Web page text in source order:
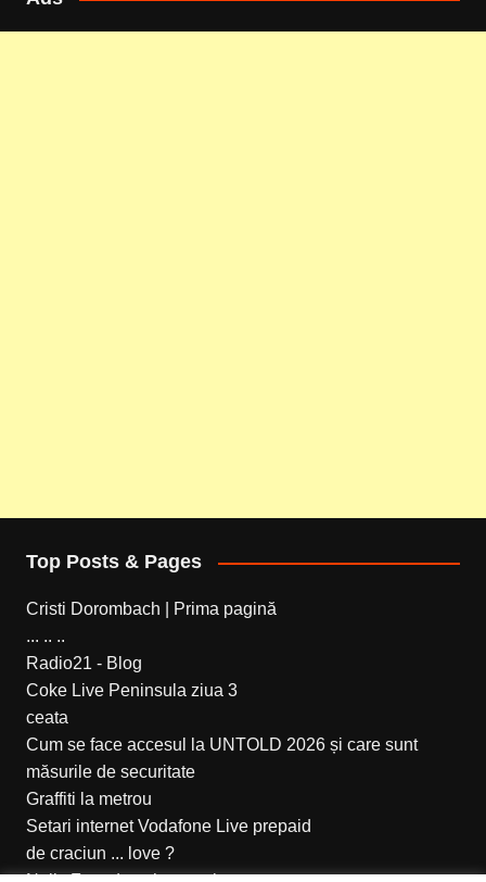
Top Posts & Pages
Cristi Dorombach | Prima pagină
... .. ..
Radio21 - Blog
Coke Live Peninsula ziua 3
ceata
Cum se face accesul la UNTOLD 2026 și care sunt
măsurile de securitate
Graffiti la metrou
Setari internet Vodafone Live prepaid
de craciun ... love ?